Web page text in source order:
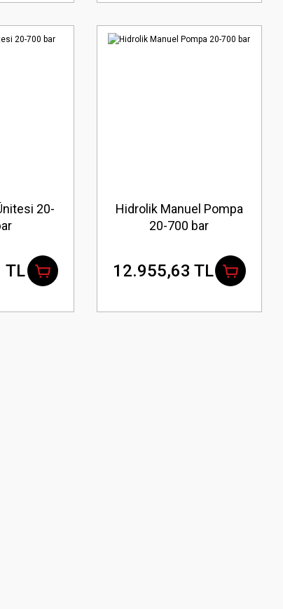
20-
TL
Hidrolik Manuel Pompa
20-700 bar
12.955,63 TL